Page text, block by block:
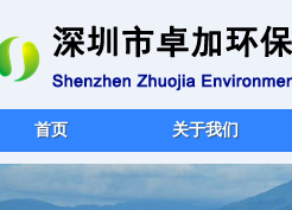
首页 关于我们